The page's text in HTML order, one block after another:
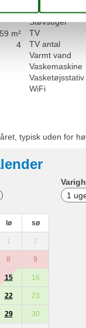
1
59 m²
4
Stue
Støvsuger
TV
TV antal
Varmt vand
Vaskemaskine
Vasketøjsstativ
WiFi
typisk uden for
lø sø
1 2
8 9
15 16
22 23
29 30